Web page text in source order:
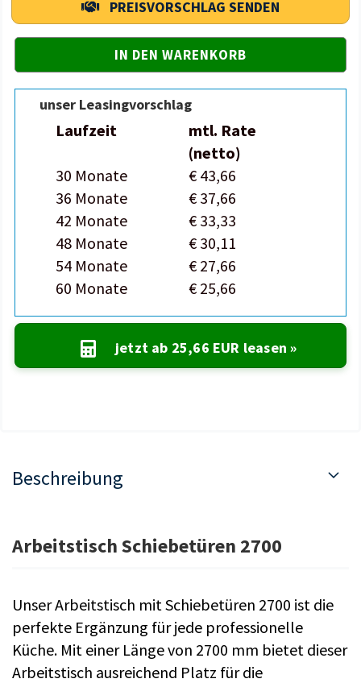
PREISVORSCHLAG SENDEN
unser Leasingvorschlag
Laufzeit
mtl. Rate
(netto)
30 Monate
€ 43,66
36 Monate
€ 37,66
42 Monate
€ 33,33
48 Monate
€ 30,11
54 Monate
€ 27,66
60 Monate
€ 25,66
jetzt ab 25,66 EUR leasen »
Beschreibung
Arbeitstisch Schiebetüren 2700
Unser Arbeitstisch mit Schiebetüren 2700 ist die
perfekte Ergänzung für jede professionelle
Küche. Mit einer Länge von 2700 mm bietet dieser
Arbeitstisch ausreichend Platz für die